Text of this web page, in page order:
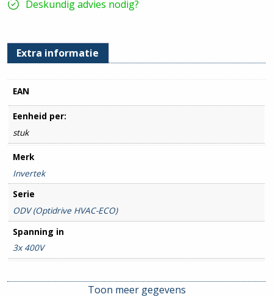
Deskundig advies nodig?
Extra informatie
EAN
Eenheid per:
stuk
Merk
Invertek
Serie
ODV (Optidrive HVAC-ECO)
Spanning in
3x 400V
3x 400V
Toon meer gegevens